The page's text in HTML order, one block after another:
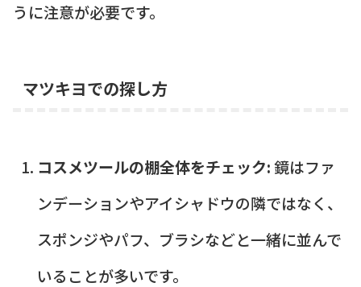
うに注意が必要です。
マツキヨでの探し方
コスメツールの棚全体をチェック:鏡はファ
ンデーションやアイシャドウの隣ではなく、
スポンジやパフ、ブラシなどと一緒に並んで
いることが多いです。